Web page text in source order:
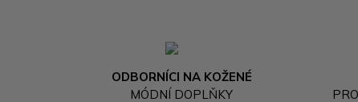
ODBORNÍCI NA KOŽENÉ
MÓDNÍ DOPLŇKY